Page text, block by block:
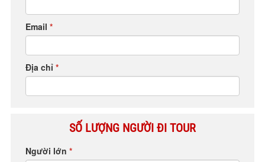
Email *
Địa chỉ *
SỐ LƯỢNG NGƯỜI ĐI TOUR
Người lớn *